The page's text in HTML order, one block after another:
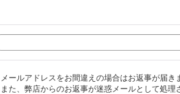
メールアドレスをお間違えの場合はお返事が届き
また、弊店からのお返事が迷惑メールとして処